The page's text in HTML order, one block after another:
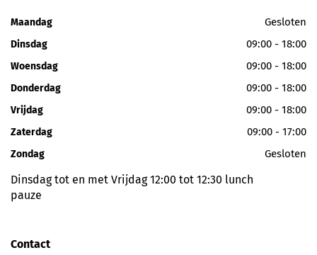
Maandag Gesloten
Dinsdag 09:00 - 18:00
Woensdag 09:00 - 18:00
Donderdag 09:00 - 18:00
Vrijdag 09:00 - 18:00
Zaterdag 09:00 - 17:00
Zondag Gesloten
Dinsdag tot en met Vrijdag 12:00 tot 12:30 lunch
pauze
Contact